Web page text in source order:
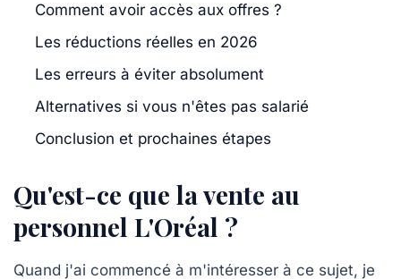
Comment avoir accès aux offres ?
Les réductions réelles en 2026
Les erreurs à éviter absolument
Alternatives si vous n'êtes pas salarié
Conclusion et prochaines étapes
Qu'est-ce que la vente au
personnel L'Oréal ?
Quand j'ai commencé à m'intéresser à ce sujet, je